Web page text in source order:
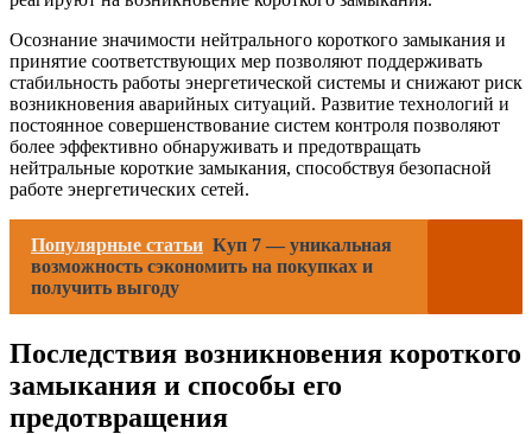
Осознание значимости нейтрального короткого замыкания и
принятие соответствующих мер позволяют поддерживать
стабильность работы энергетической системы и снижают риск
возникновения аварийных ситуаций. Развитие технологий и
постоянное совершенствование систем контроля позволяют
более эффективно обнаруживать и предотвращать
нейтральные короткие замыкания, способствуя безопасной
работе энергетических сетей.
Популярные статьи Куп 7 — уникальная
возможность сэкономить на покупках и
получить выгоду
Последствия возникновения короткого
замыкания и способы его
предотвращения